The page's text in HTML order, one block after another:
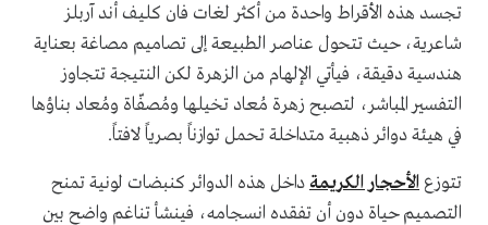
تجسد هذه الأقراط واحدة من أكثر لغات فان كليف أند آربلز
شاعرية، حيث تتحول عناصر الطبيعة إلى تصاميم مصاغة بعناية
هندسية دقيقة، فيأتي الإلهام من الزهرة لكن النتيجة تتجاوز
التفسير المباشر، لتصبح زهرة مُعاد تخيلها ومُصفّاة ومُعاد بناؤها
في هيئة دوائر ذهبية متداخلة تحمل توازناً بصرياً لافتاً.
تتوزع الأحجار الكريمة داخل هذه الدوائر كنبضات لونية تمنح
التصميم حياة دون أن تفقده انسجامه، فينشأ تناغم واضح بين